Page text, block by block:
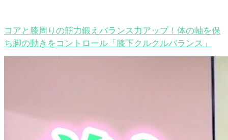
コアと膝周りの筋力鍛えバランス力アップ！体の軸を保
ち脚の動きをコントロール「膝下クルクルバランス」